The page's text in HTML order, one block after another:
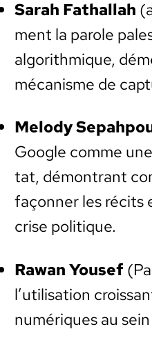
Sarah Fathal­lah
ment la parole
algo­rith­mique,
mécan­isme de
Melody
Google comme
tat, démon­trant
façon­ner les réc­its
crise poli­tique.
Rawan Yousef
l’utilisation
numériques au